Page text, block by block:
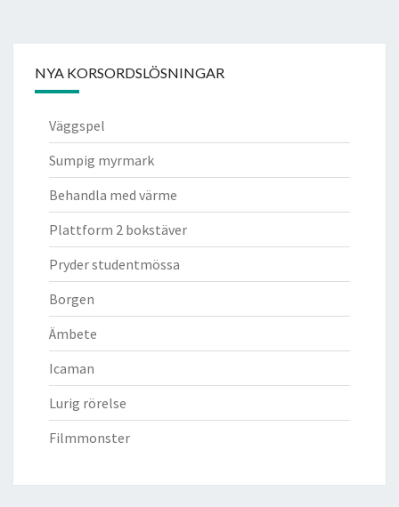
NYA KORSORDSLÖSNINGAR
Väggspel
Sumpig myrmark
Behandla med värme
Plattform 2 bokstäver
Pryder studentmössa
Borgen
Ämbete
Icaman
Lurig rörelse
Filmmonster